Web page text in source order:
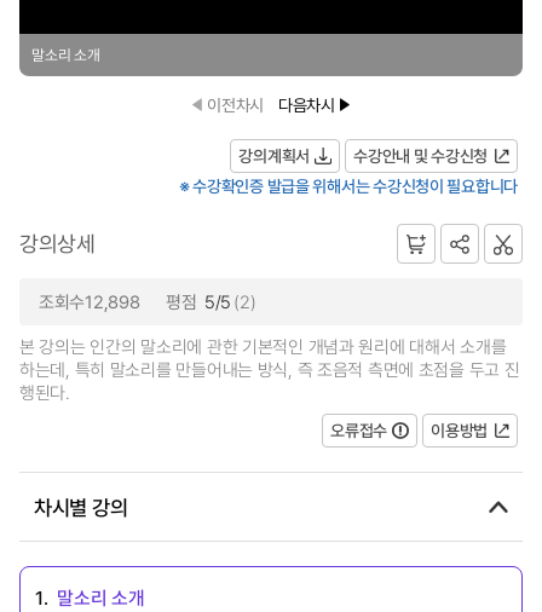
말소리 소개
이전차시 다음차시
강의계획서
수강안내 및 수강신청
※ 수강확인증 발급을 위해서는 수강신청이 필요합니다
강의상세
조회수12,898 평점 5/5 (2)
본 강의는 인간의 말소리에 관한 기본적인 개념과 원리에 대해서 소개를
하는데, 특히 말소리를 만들어내는 방식, 즉 조음적 측면에 초점을 두고 진
행된다.
오류접수
이용방법
차시별 강의
1. 말소리 소개